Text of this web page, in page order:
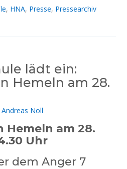
, HNA, Presse, Pressearchiv
lädt ein:
Hemeln am 28.
Andreas Noll
am 28.
Uhr
dem Anger 7